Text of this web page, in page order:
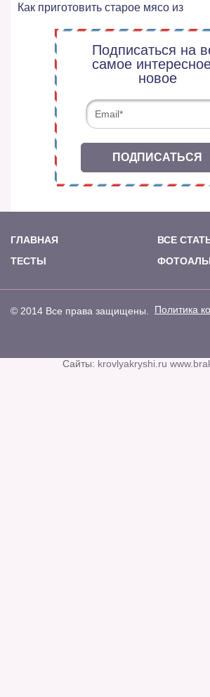
Как приготовить старое мясо из
Подписаться на
самое
новое
ПОДПИСАТЬСЯ
ГЛАВНАЯ
ВСЕ
ТЕСТЫ
© 2014 Все права защищены. Политика
Сайты: krovlyakryshi.ru